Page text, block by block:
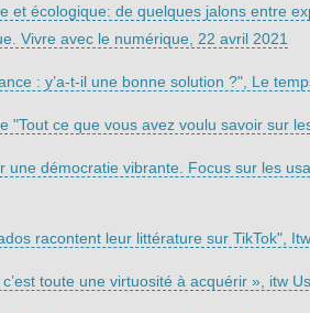
et écologique: de quelques jalons entre
Vivre avec le numérique, 22 avril 2021
: y’a-t-il une bonne solution ?", Le
"Tout ce que vous avez voulu savoir sur
une démocratie vibrante. Focus sur les
racontent leur littérature sur TikTok",
toute une virtuosité à acquérir », itw